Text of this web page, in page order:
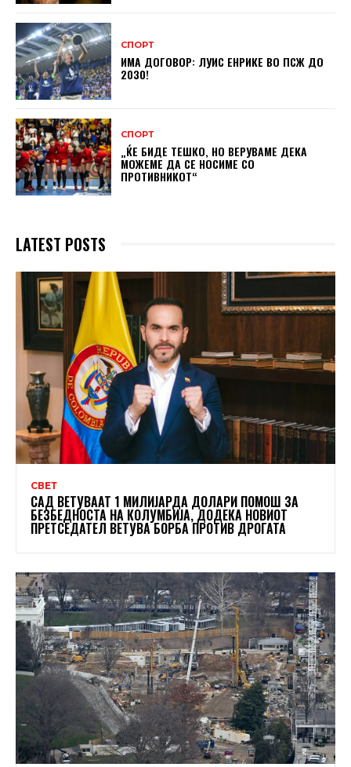
СПОРТ
ИМА ДОГОВОР: ЛУИС ЕНРИКЕ ВО ПСЖ ДО
2030!
СПОРТ
„ЌЕ БИДЕ ТЕШКО, НО ВЕРУВАМЕ ДЕКА
МОЖЕМЕ ДA СЕ НОСИМЕ СО
ПРОТИВНИКОТ“
LATEST POSTS
СВЕТ
САД ВЕТУВААТ 1 МИЛИЈАРДА ДОЛАРИ ПОМОШ ЗА
БЕЗБЕДНОСТА НА КОЛУМБИЈА, ДОДЕКА НОВИОТ
ПРЕТСЕДАТЕЛ ВЕТУВА БОРБА ПРОТИВ ДРОГАТА